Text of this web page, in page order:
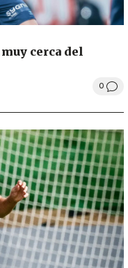
cerca del
0